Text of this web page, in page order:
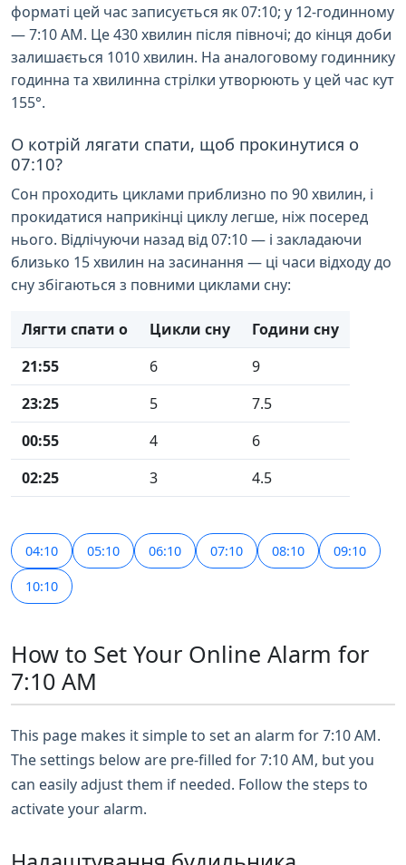
форматі цей час записується як 07:10; у 12-годинному
— 7:10 AM. Це 430 хвилин після півночі; до кінця доби
залишається 1010 хвилин. На аналоговому годиннику
годинна та хвилинна стрілки утворюють у цей час кут
155°.
О котрій лягати спати, щоб прокинутися о
07:10?
Сон проходить циклами приблизно по 90 хвилин, і
прокидатися наприкінці циклу легше, ніж посеред
нього. Відлічуючи назад від 07:10 — і закладаючи
близько 15 хвилин на засинання — ці часи відходу до
сну збігаються з повними циклами сну:
Лягти спати о Цикли сну
Години сну
21:55
6
9
23:25
5
7.5
00:55
4
6
02:25
3 4.5
04:10 05:10 06:10 07:10 08:10 09:10
10:10
How to Set Your Online Alarm for
7:10 AM
This page makes it simple to set an alarm for 7:10 AM.
The settings below are pre-filled for 7:10 AM, but you
can easily adjust them if needed. Follow the steps to
activate your alarm.